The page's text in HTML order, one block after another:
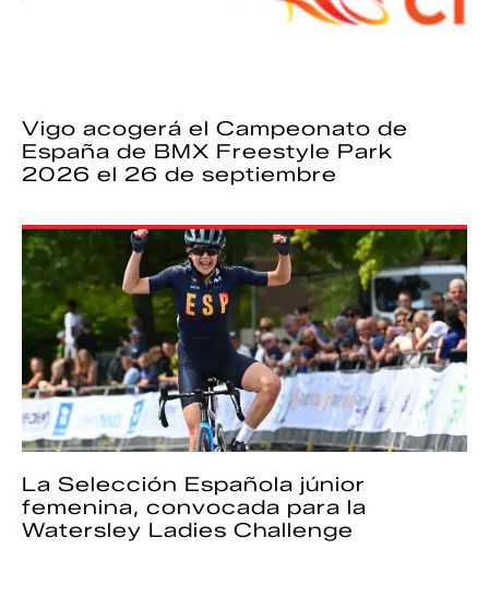
Vigo acogerá el Campeonato de
España de BMX Freestyle Park
2026 el 26 de septiembre
La Selección Española júnior
femenina, convocada para la
Watersley Ladies Challenge